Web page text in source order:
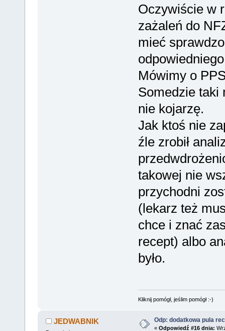
Oczywiście w
zażaleń do
mieć
Mówimy o
Somedzie taki
nie kojarzę.
Jak ktoś nie
źle zrobił
takowej nie
przychodni
(lekarz też
chce i znać
recept) albo
było.
Kliknij pomógł, jeślim pomógł :-)
JEDWABNIK Odp: dodatkowa pula
« Odpowiedź #16 dnia: